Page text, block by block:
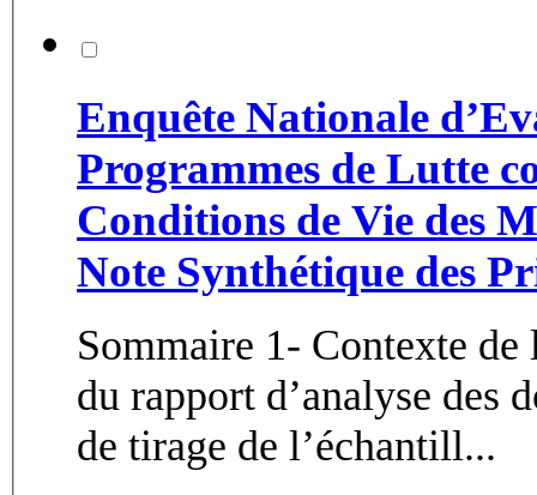
Enquête Nationale
Programmes de Lutte
Conditions de Vie des
Note Synthétique des
Sommaire 1- Contexte de
du rapport d’analyse des données
de tirage de l’échantill...